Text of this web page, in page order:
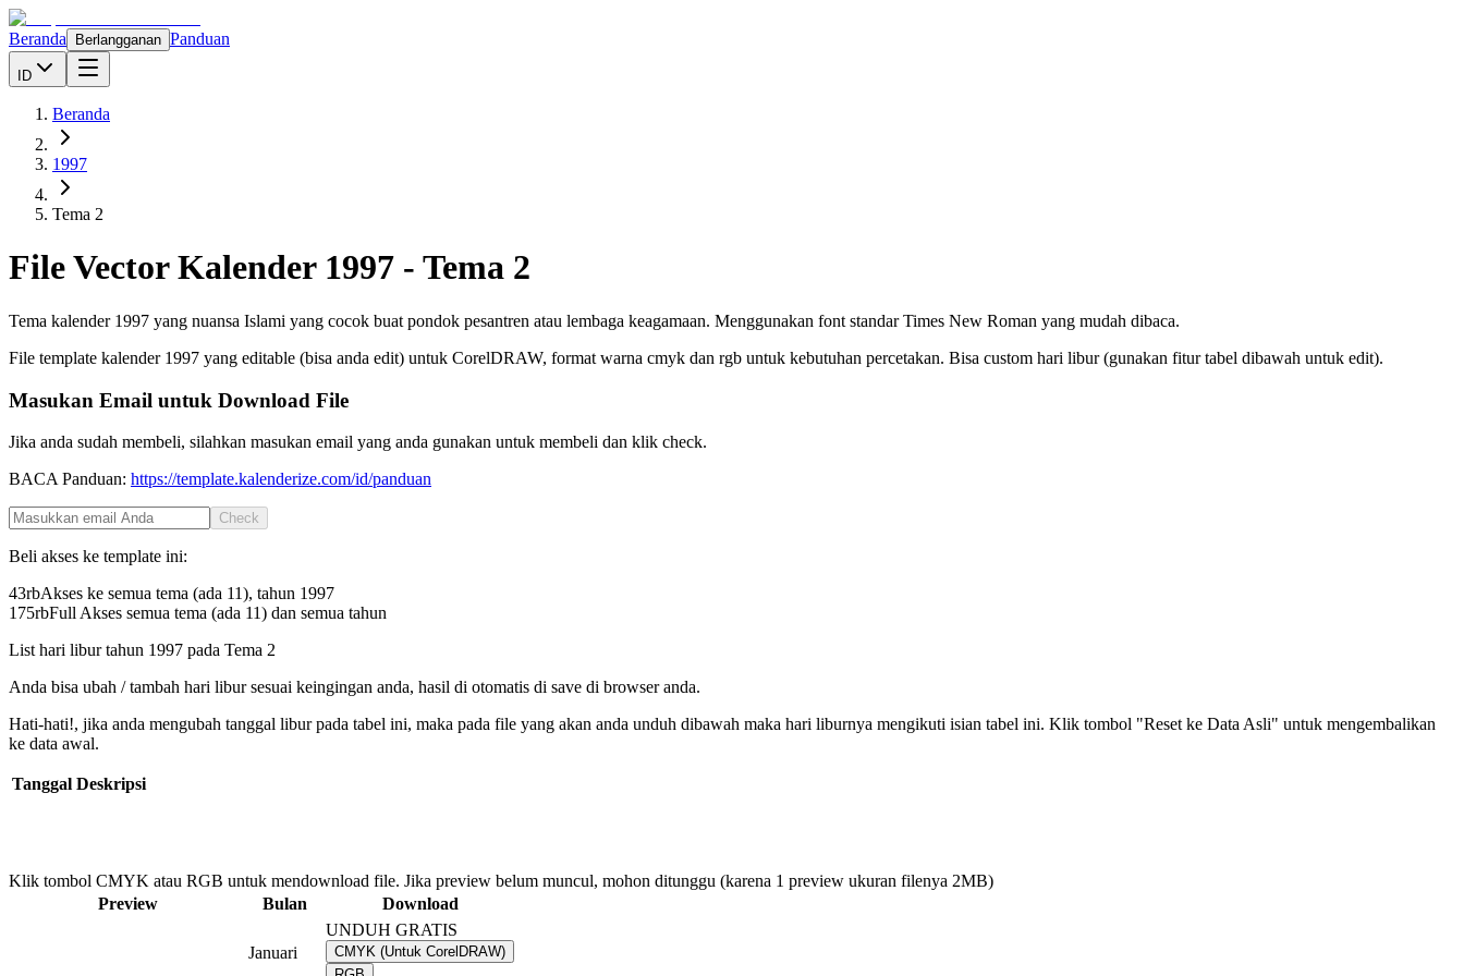
Beranda Berlangganan Panduan
ID
Beranda
1997
Tema 2
File Vector Kalender 1997 - Tema 2
Tema kalender 1997 yang nuansa Islami yang cocok buat pondok pesantren atau lembaga keagamaan. Menggunakan font standar Times New Roman yang mudah dibaca.
File template kalender 1997 yang editable (bisa anda edit) untuk CorelDRAW, format warna cmyk dan rgb untuk kebutuhan percetakan. Bisa custom hari libur (gunakan fitur tabel dibawah untuk edit).
Masukan Email untuk Download File
Jika anda sudah membeli, silahkan masukan email yang anda gunakan untuk membeli dan klik check.
BACA Panduan: https://template.kalenderize.com/id/panduan
Check
Beli akses ke template ini:
43rbAkses ke semua tema (ada 11), tahun 1997
175rbFull Akses semua tema (ada 11) dan semua tahun
List hari libur tahun 1997 pada Tema 2
Anda bisa ubah / tambah hari libur sesuai keingingan anda, hasil di otomatis di save di browser anda.
Hati-hati!, jika anda mengubah tanggal libur pada tabel ini, maka pada file yang akan anda unduh dibawah maka hari liburnya mengikuti isian tabel ini. Klik tombol "Reset ke Data Asli" untuk mengembalikan
ke data awal.
Tanggal Deskripsi
Klik tombol CMYK atau RGB untuk mendownload file. Jika preview belum muncul, mohon ditunggu (karena 1 preview ukuran filenya 2MB)
Preview
Bulan Download
Januari
UNDUH GRATIS
CMYK (Untuk CorelDRAW)